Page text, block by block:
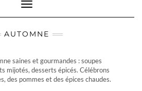
Toggle Navigation
AUTOMNE
saines et gourmandes : soupes
mijotés, desserts épicés. Célébrons
des pommes et des épices chaudes.